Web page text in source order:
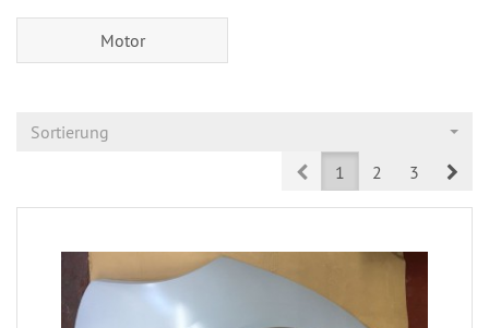
Motor
Sortierung
Prev1 2 3